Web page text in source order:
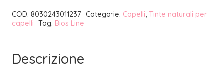
NATURALE
LINE
COD: 8030243011237 Categorie: Capelli, Tinte naturali per
capelli Tag: Bios Line
Descrizione